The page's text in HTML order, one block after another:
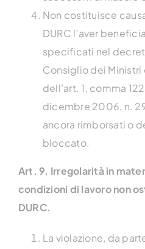
Non costituisce
DURC l’aver
specificati nel
Consiglio dei Ministri
dell’art. 1, comma
dicembre 2006, n.
ancora rimborsati o
bloccato.
Art. 9. Irregolarità in
condizioni di lavoro non
DURC.
La violazione, da